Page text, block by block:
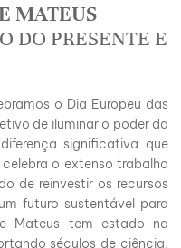
MATEUS
DO PRESENTE E
o Dia Europeu das
de iluminar o poder da
significativa que
o extenso trabalho
de reinvestir os recursos
futuro sustentável para
Mateus tem estado na
séculos de ciência,